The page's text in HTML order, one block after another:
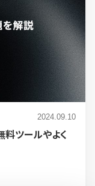
2024.09.10
料ツールやよく